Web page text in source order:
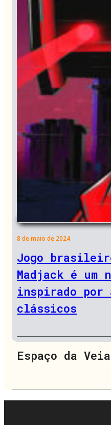
8 de maio de 2024
Jogo
Madjack é um
inspirado por
clássicos
Espaço da